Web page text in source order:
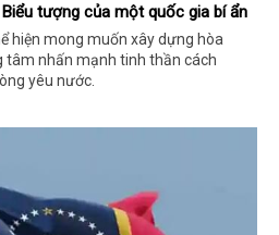
tượng của một quốc gia bí ẩn
hiện mong muốn xây dựng hòa
tâm nhấn mạnh tinh thần cách
yêu nước.